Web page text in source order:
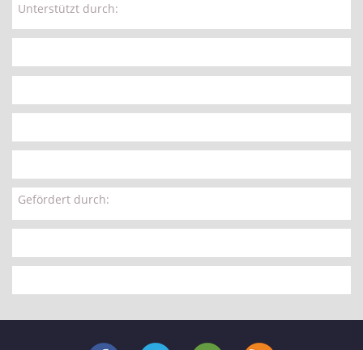
Unterstützt durch:
Gefördert durch: